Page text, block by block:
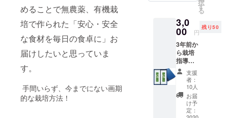
めることで無農薬、有機栽
培で作られた「安心・安全
な食材を毎日の食卓に」お
届けしたいと思っていま
す。
手間いらず、今までにない画期
的な栽培方法！
きくな
ればな
ど、赤
身（芯
材）の
割合が
大き
く、香
りも濃
厚にな
る。抗
択
す
る
3,0
00 円
残り50
3年前か
ら栽培
指導し
てい
る、大
和当帰
の里、
奈良県
高取町
支援
者：
10人
お届
け予
定：